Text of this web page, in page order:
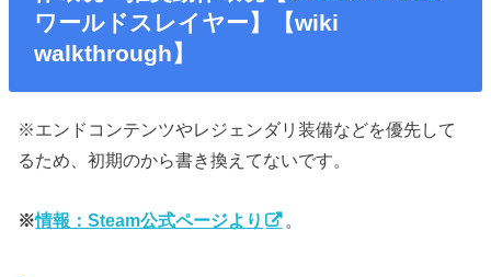
ワールドスレイヤー】【wiki
walkthrough】
※エンドコンテンツやレジェンダリ装備などを優先して
るため、初期のから書き換えてないです。
※情報：Steam公式ページより 。